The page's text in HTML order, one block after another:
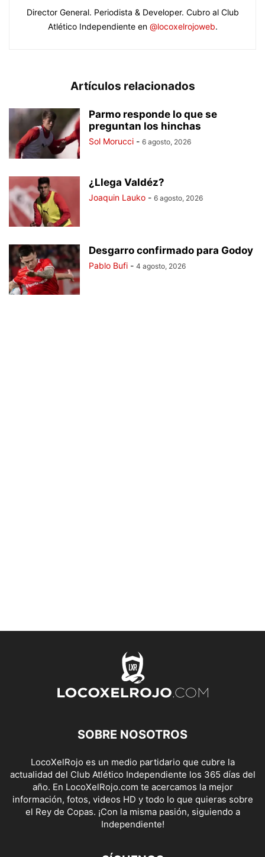
Director General. Periodista & Developer. Cubro al Club
Atlético Independiente en @locoxelrojoweb.
Artículos relacionados
Parmo responde lo que se
preguntan los hinchas
Sol Morucci - 6 agosto, 2026
¿Llega Valdéz?
Joaquin Lauko - 6 agosto, 2026
Desgarro confirmado para Godoy
Pablo Bufi - 4 agosto, 2026
SOBRE NOSOTROS
LocoXelRojo es un medio partidario que cubre la
actualidad del Club Atlético Independiente los 365 días del
año. En LocoXelRojo.com te acercamos la mejor
información, fotos, videos HD y todo lo que quieras sobre
el Rey de Copas. ¡Con la misma pasión, siguiendo a
Independiente!